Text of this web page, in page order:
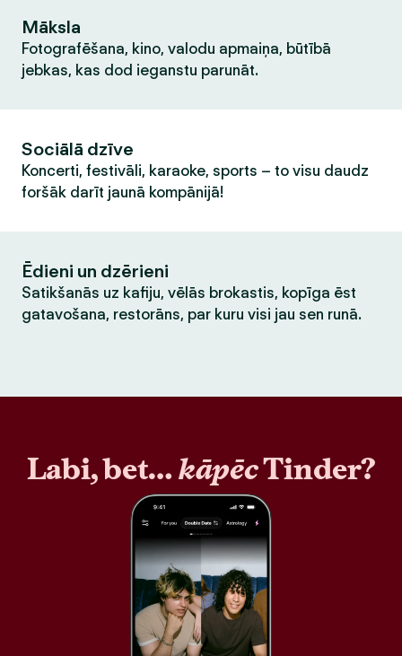
Māksla
Fotografēšana, kino, valodu apmaiņa, būtībā
jebkas, kas dod ieganstu parunāt.
Sociālā dzīve
Koncerti, festivāli, karaoke, sports – to visu daudz
foršāk darīt jaunā kompānijā!
Ēdieni un dzērieni
Satikšanās uz kafiju, vēlās brokastis, kopīga ēst
gatavošana, restorāns, par kuru visi jau sen runā.
Labi, bet…kāpēcTinder?